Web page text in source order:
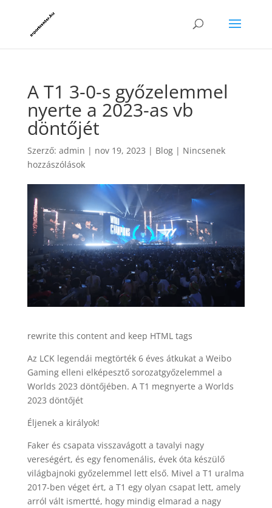
A T1 3-0-s győzelemmel
nyerte a 2023-as vb
döntőjét
Szerző: admin | nov 19, 2023 | Blog| Nincsenek
hozzászólások
rewrite this content and keep HTML tags
Az LCK legendái megtörték 6 éves átkukat a Weibo
Gaming elleni elképesztő sorozatgyőzelemmel a
Worlds 2023 döntőjében. A T1 megnyerte a Worlds
2023 döntőjét
Éljenek a királyok!
Faker és csapata visszavágott a tavalyi nagy
vereségért, és egy fenomenális, évek óta készülő
világbajnoki győzelemmel lett első. Mivel a T1 uralma
2017-ben véget ért, a T1 egy olyan csapat lett, amely
arról vált ismertté, hogy mindig elmarad a nagy